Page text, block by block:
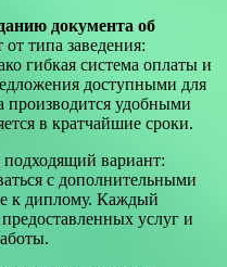
документа об
типа заведения:
гибкая система оплаты и
доступными для
производится удобными
в кратчайшие сроки.
подходящий вариант:
с дополнительными
к диплому. Каждый
услуг и